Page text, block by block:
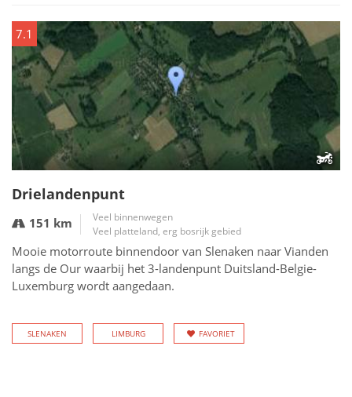
7.1
Drielandenpunt
151 km
Veel binnenwegen
Veel platteland, erg bosrijk gebied
Mooie motorroute binnendoor van Slenaken naar Vianden
langs de Our waarbij het 3-landenpunt Duitsland-Belgie-
Luxemburg wordt aangedaan.
SLENAKEN LIMBURG FAVORIET